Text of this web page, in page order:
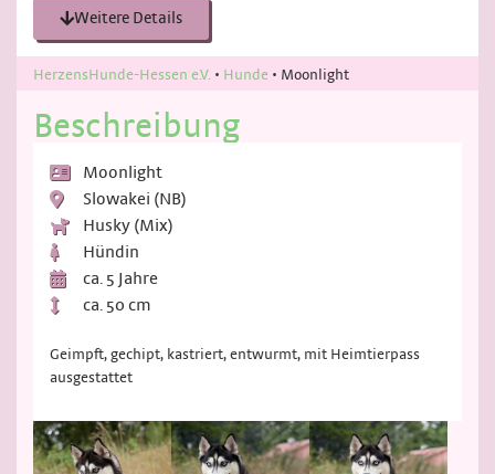
Weitere Details
HerzensHunde-Hessen e.V. • Hunde • Moonlight
Beschreibung
Moonlight
Slowakei (NB)
Husky (Mix)
Hündin
ca. 5 Jahre
ca. 50 cm
Geimpft, gechipt, kastriert, entwurmt, mit Heimtierpass
ausgestattet